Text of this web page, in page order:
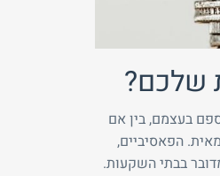
שלכם?
בעצמם, בין אם
הפאסיביים,
בבתי השקעות.